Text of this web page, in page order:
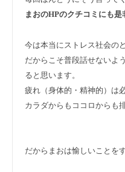
まおのHPのクチコミにも
今は本当にストレス社会の
だからこそ普段話せないよ
ると思います。
疲れ（身体的・精神的）は
カラダからもココロからも
だからまおは愉しいこと